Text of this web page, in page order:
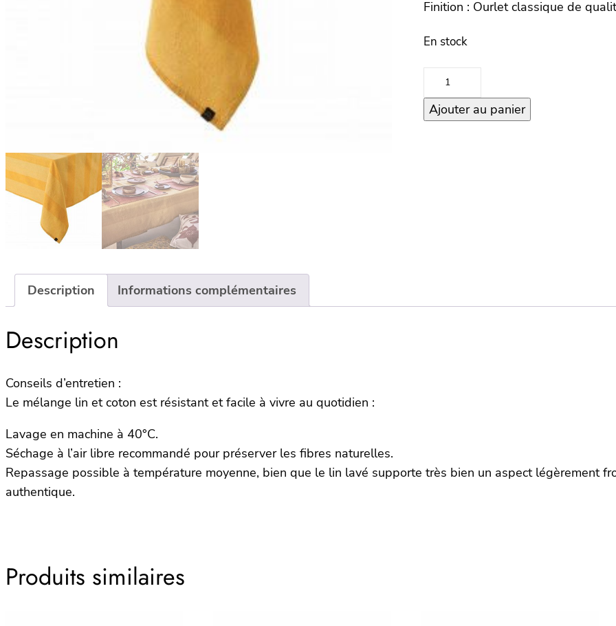
Finition : Ourlet classique de
En stock
quantité
Nappe
Ajouter au panier
Description Informations complémentaires
Description
Conseils d’entretien :
Le mélange lin et coton est résistant et facile à vivre au quotidien :
Lavage en machine à 40°C.
Séchage à l’air libre recommandé pour préserver les fibres naturelles.
Repassage possible à température moyenne, bien que le lin lavé supporte très bien un aspect légèrement
authentique.
Produits similaires